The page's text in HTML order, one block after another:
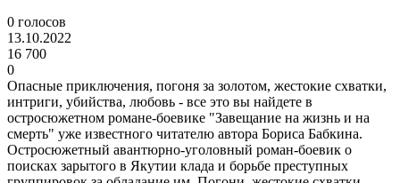
0 голосов
13.10.2022
16 700
0
Опасные приключения, погоня за золотом, жестокие схватки,
интриги, убийства, любовь - все это вы найдете в
остросюжетном романе-боевике "Завещание на жизнь и на
смерть" уже известного читателю автора Бориса Бабкина.
Остросюжетный авантюрно-уголовный роман-боевик о
поисках зарытого в Якутии клада и борьбе преступных